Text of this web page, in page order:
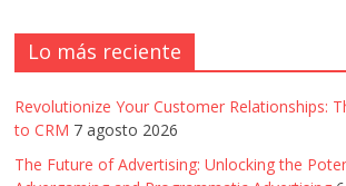
|
Noticias
Lo más reciente
Revolutionize Your Customer Relationships:
to CRM 7 agosto 2026
The Future of Advertising: Unlocking the